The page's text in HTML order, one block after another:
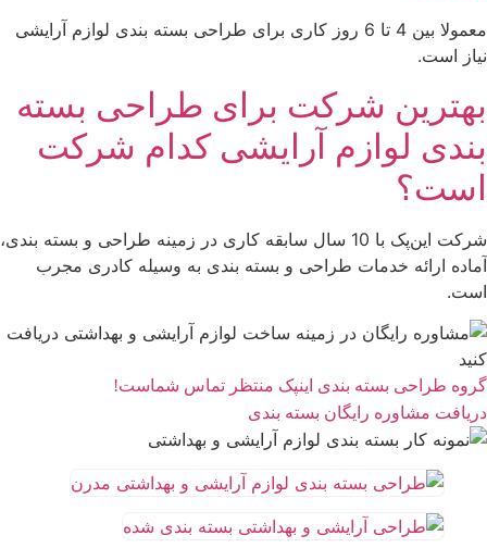
معمولا بین 4 تا 6 روز کاری برای طراحی بسته بندی لوازم آرایشی
نیاز است.
بهترین شرکت برای طراحی بسته
بندی لوازم آرایشی کدام شرکت
است؟
شرکت این‌پک با 10 سال سابقه کاری در زمینه طراحی و بسته بندی،
آماده ارائه خدمات طراحی و بسته بندی به وسیله کادری مجرب
است.
گروه طراحی بسته بندی اینپک منتظر تماس شماست!
دریافت مشاوره رایگان بسته بندی